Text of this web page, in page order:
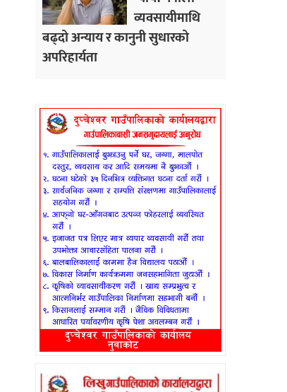
व्यवसायीमाथि
बढ्दो अन्याय र कानुनी सुधारको
अपरिहार्यता